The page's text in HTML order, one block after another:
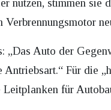
nutzen, stimmen sie
Auto der
Für die
für